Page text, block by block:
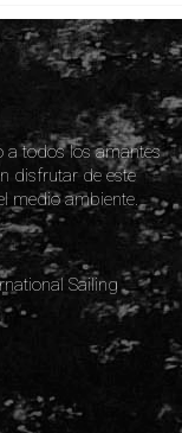
a todos los amantes
disfrutar de este
medio ambiente.
Sailing